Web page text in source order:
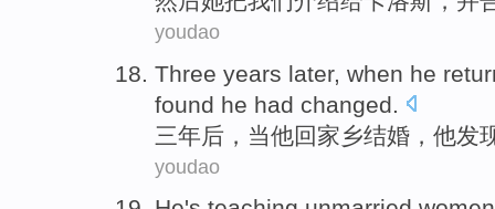
youdao
Three years later, when he
found he had changed
三年后 ， 当他回家乡结婚 ，他发
youdao